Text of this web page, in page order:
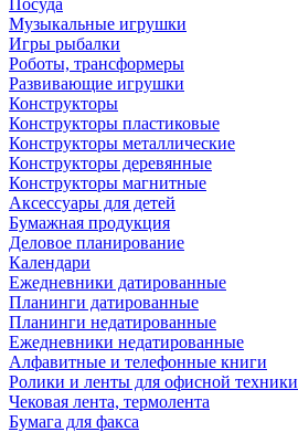
Посуда
Музыкальные игрушки
Игры рыбалки
Роботы, трансформеры
Развивающие игрушки
Конструкторы
Конструкторы пластиковые
Конструкторы металлические
Конструкторы деревянные
Конструкторы магнитные
Аксессуары для детей
Бумажная продукция
Деловое планирование
Календари
Ежедневники датированные
Планинги датированные
Планинги недатированные
Ежедневники недатированные
Алфавитные и телефонные книги
Ролики и ленты для офисной техники
Чековая лента, термолента
Бумага для факса